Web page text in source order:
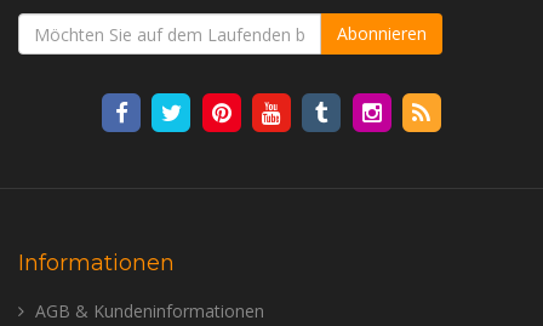
Abonnieren
Informationen
AGB & Kundeninformationen